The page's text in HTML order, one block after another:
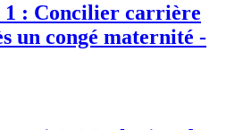
: Concilier carrière
un congé maternité -